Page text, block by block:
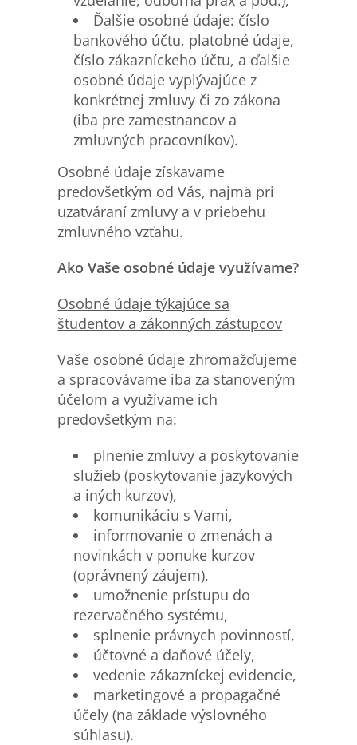
Ďalšie osobné údaje: číslo
bankového účtu, platobné údaje,
číslo zákazníckeho účtu, a ďalšie
osobné údaje vyplývajúce z
konkrétnej zmluvy či zo zákona
(iba pre zamestnancov a
zmluvných pracovníkov).
Osobné údaje získavame
predovšetkým od Vás, najmä pri
uzatváraní zmluvy a v priebehu
zmluvného vzťahu.
Ako Vaše osobné údaje využívame?
Osobné údaje týkajúce sa
študentov a zákonných zástupcov
Vaše osobné údaje zhromažďujeme
a spracovávame iba za stanoveným
účelom a využívame ich
predovšetkým na:
plnenie zmluvy a poskytovanie
služieb (poskytovanie jazykových
a iných kurzov),
komunikáciu s Vami,
informovanie o zmenách a
novinkách v ponuke kurzov
(oprávnený záujem),
umožnenie prístupu do
rezervačného systému,
splnenie právnych povinností,
účtovné a daňové účely,
vedenie zákazníckej evidencie,
marketingové a propagačné
účely (na základe výslovného
súhlasu).